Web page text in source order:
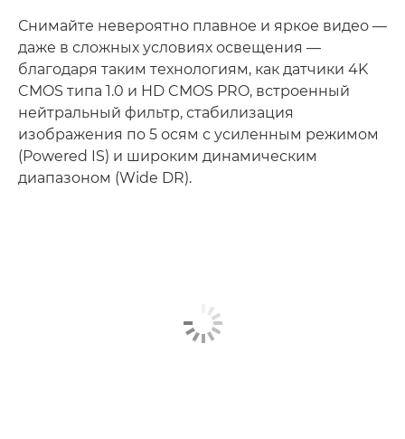
Снимайте невероятно плавное и яркое видео —
даже в сложных условиях освещения —
благодаря таким технологиям, как датчики 4K
CMOS типа 1.0 и HD CMOS PRO, встроенный
нейтральный фильтр, стабилизация
изображения по 5 осям с усиленным режимом
(Powered IS) и широким динамическим
диапазоном (Wide DR).